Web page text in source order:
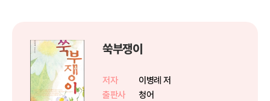
쑥부쟁이
저자
이병례 저
출판사
청어